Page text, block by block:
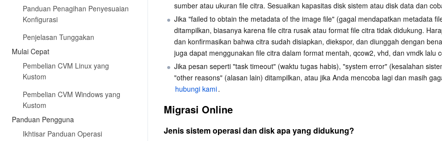
Panduan Penagihan Penyesuaian
Konfigurasi
Penjelasan Tunggakan
Mulai Cepat
Pembelian CVM Linux yang
Kustom
Pembelian CVM Windows yang
Kustom
Panduan Pengguna
Ikhtisar Panduan Operasi
sumber atau ukuran file citra. Sesuaikan kapasitas disk sistem atau disk data dan
Jika "failed to obtain the metadata of the image file" (gagal mendapatkan metadata
ditampilkan, biasanya karena file citra rusak atau format file citra tidak didukung.
dan konfirmasikan bahwa citra sudah disiapkan, diekspor, dan diunggah dengan
juga dapat menggunakan file citra dalam format mentah, qcow2, vhd, dan vmdk lalu
Jika pesan seperti "task timeout" (waktu tugas habis), "system error" (kesalahan
"other reasons" (alasan lain) ditampilkan, atau jika Anda mencoba lagi dan masih
hubungi kami.
Migrasi Online
Jenis sistem operasi dan disk apa yang didukung?